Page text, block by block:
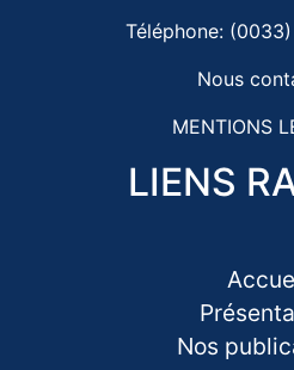
Téléphone:
Nous
MENTIONS
LIENS
Nos